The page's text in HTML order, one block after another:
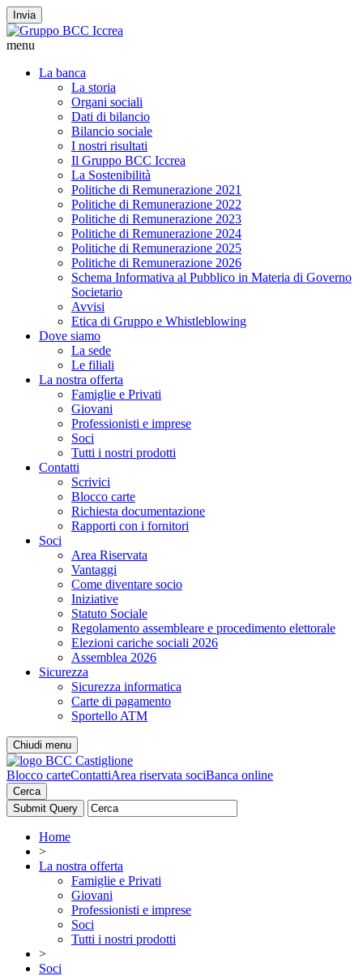
Invia
menu
La banca
La storia
Organi sociali
Dati di bilancio
Bilancio sociale
I nostri risultati
Il Gruppo BCC Iccrea
La Sostenibilità
Politiche di Remunerazione 2021
Politiche di Remunerazione 2022
Politiche di Remunerazione 2023
Politiche di Remunerazione 2024
Politiche di Remunerazione 2025
Politiche di Remunerazione 2026
Schema Informativa al Pubblico in Materia di Governo
Societario
Avvisi
Etica di Gruppo e Whistleblowing
Dove siamo
La sede
Le filiali
La nostra offerta
Famiglie e Privati
Giovani
Professionisti e imprese
Soci
Tutti i nostri prodotti
Contatti
Scrivici
Blocco carte
Richiesta documentazione
Rapporti con i fornitori
Soci
Area Riservata
Vantaggi
Come diventare socio
Iniziative
Statuto Sociale
Regolamento assembleare e procedimento elettorale
Elezioni cariche sociali 2026
Assemblea 2026
Sicurezza
Sicurezza informatica
Carte di pagamento
Sportello ATM
Chiudi menu
Blocco carteContattiArea riservata sociBanca online
Cerca
Home
>
La nostra offerta
Famiglie e Privati
Giovani
Professionisti e imprese
Soci
Tutti i nostri prodotti
>
Soci